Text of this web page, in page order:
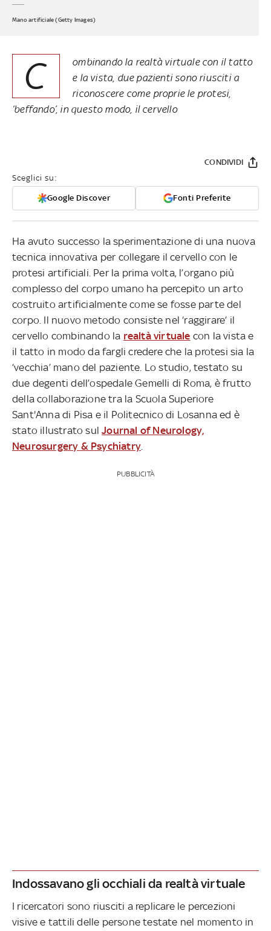
Mano artificiale (Getty Images)
C
ombinando la realtà virtuale con il tatto
e la vista, due pazienti sono riusciti a
riconoscere come proprie le protesi,
‘beffando’, in questo modo, il cervello
Sceglici su:
Google Discover Fonti Preferite
CONDIVIDI
Ha avuto successo la sperimentazione di una nuova
tecnica innovativa per collegare il cervello con le
protesi artificiali. Per la prima volta, l’organo più
complesso del corpo umano ha percepito un arto
costruito artificialmente come se fosse parte del
corpo. Il nuovo metodo consiste nel ‘raggirare’ il
cervello combinando la realtà virtuale con la vista e
il tatto in modo da fargli credere che la protesi sia la
‘vecchia’ mano del paziente. Lo studio, testato su
due degenti dell’ospedale Gemelli di Roma, è frutto
della collaborazione tra la Scuola Superiore
Sant'Anna di Pisa e il Politecnico di Losanna ed è
stato illustrato sulJournal of Neurology,
Neurosurgery & Psychiatry
PUBBLICITÀ
Indossavano gli occhiali da realtà virtuale
I ricercatori sono riusciti a replicare le percezioni
visive e tattili delle persone testate nel momento in